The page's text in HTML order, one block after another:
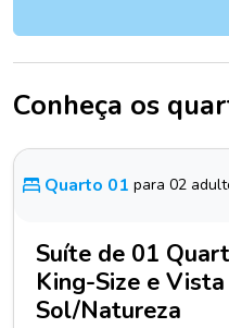
Conheça os
Quarto 01 para 02
Suíte de 01
King-Size e
Sol/Natureza